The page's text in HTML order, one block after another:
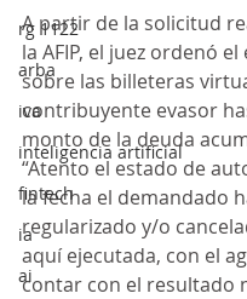
rg 1122
arba
iva
inteligencia artificial
fintech
ia
ai
A partir de la solicitud
la AFIP, el juez ordenó
sobre las billeteras
contribuyente evasor
monto de la deuda
“Atento el estado de
la fecha el demandado
regularizado y/o
aquí ejecutada, con el
contar con el resultado